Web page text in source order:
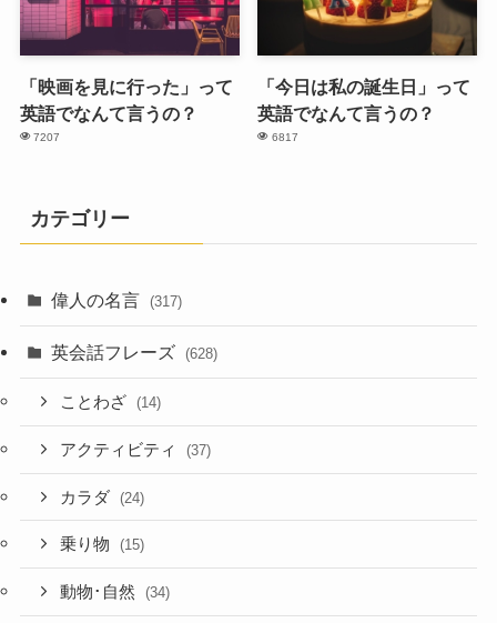
「映画を見に行った」って
英語でなんて言うの？
7207
「今日は私の誕生日」って
英語でなんて言うの？
6817
カテゴリー
偉人の名言 (317)
英会話フレーズ (628)
ことわざ (14)
アクティビティ (37)
カラダ (24)
乗り物 (15)
動物･自然 (34)